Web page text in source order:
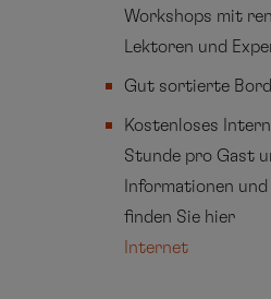
Workshops mit
Lektoren und
Gut sortierte
Kostenloses
Stunde pro Gast
Informationen
finden Sie hier
Internet